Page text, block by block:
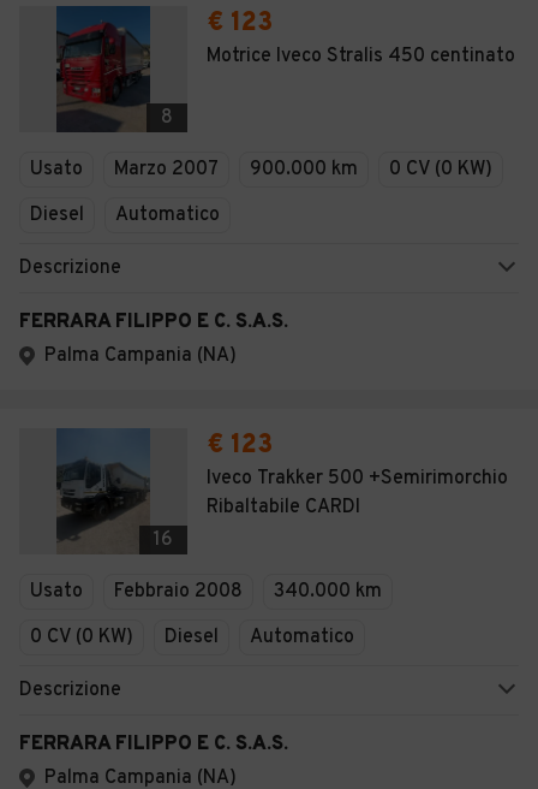
8
€ 123
Motrice Iveco Stralis 450 centinato
Usato Marzo 2007 900.000 km
0 CV (0 KW)
Diesel
Automatico
Descrizione
FERRARA FILIPPO E C. S.A.S.
Palma Campania (NA)
16
€ 123
Iveco Trakker 500 +Semirimorchio
Ribaltabile CARDI
Usato Febbraio 2008
340.000 km
0 CV (0 KW)
Diesel Automatico
Descrizione
FERRARA FILIPPO E C. S.A.S.
Palma Campania (NA)